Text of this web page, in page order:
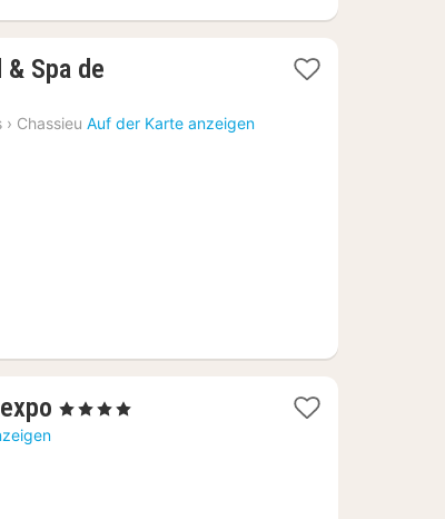
Spa de
› Chassieu Auf der Karte anzeigen
1
, 4 Sterne